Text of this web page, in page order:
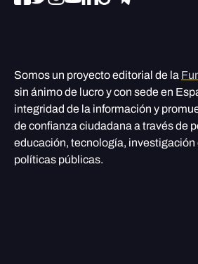
Somos un proyecto editorial de la
sin ánimo de lucro y con sede en
integridad de la información y
de confianza ciudadana a través de
educación, tecnología, investigación
políticas públicas.